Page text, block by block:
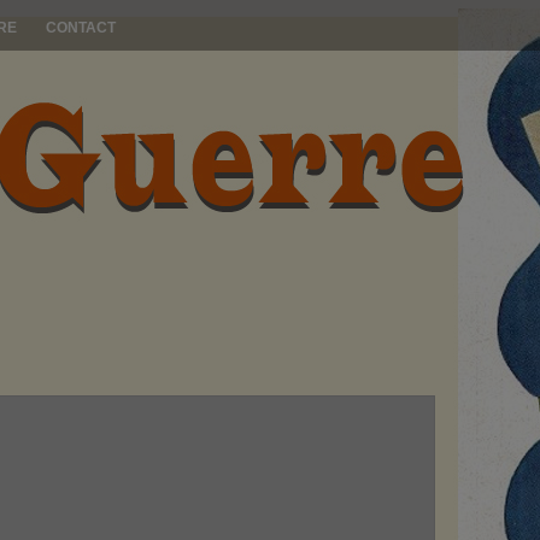
CONTACT